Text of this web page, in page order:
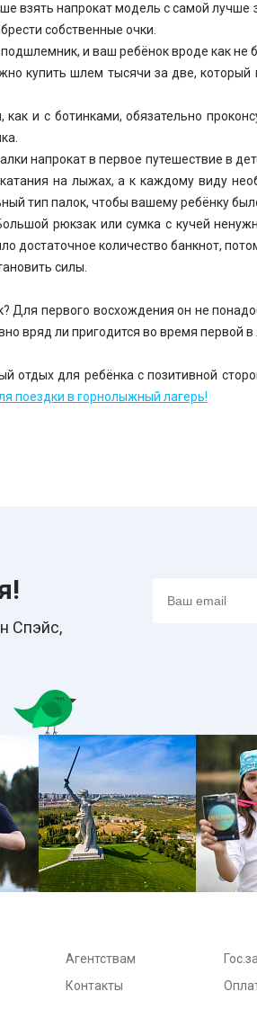
взять напрокат модель с самой
собственные очки.
и ваш ребёнок вроде как не
купить шлем тысячи за две,
и с ботинками, обязательно
напрокат в первое путешествие в
на лыжах, а к каждому виду
тип палок, чтобы вашему ребёнку
рюкзак или сумка с кучей
достаточное количество банкнот,
силы.
Для первого восхождения он не
вряд ли пригодится во время первой
отдых для ребёнка с позитивной
поездки в горнолыжный лагерь!
Спэйс,
Агентствам
Контакты